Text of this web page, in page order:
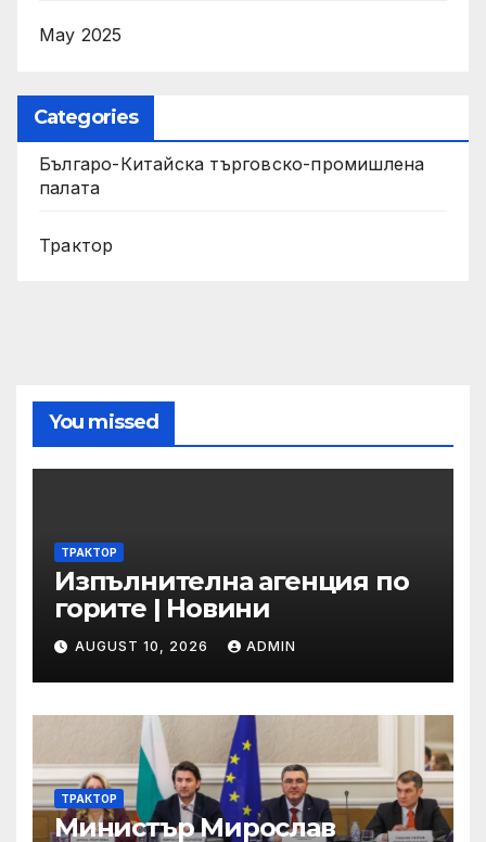
May 2025
Categories
Българо-Китайска търговско-промишлена
палата
Трактор
You missed
ТРАКТОР
Изпълнителна агенция по
горите | Новини
AUGUST 10, 2026 ADMIN
ТРАКТОР
Министър Мирослав